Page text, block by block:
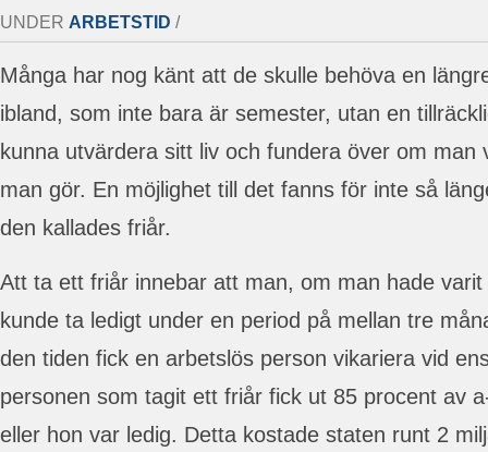
UNDER ARBETSTID /
Många har nog känt att de skulle behöva en
ibland, som inte bara är semester, utan en
kunna utvärdera sitt liv och fundera över om man
man gör. En möjlighet till det fanns för inte så
den kallades friår.
Att ta ett friår innebar att man, om man hade
kunde ta ledigt under en period på mellan tre
den tiden fick en arbetslös person vikariera vid
personen som tagit ett friår fick ut 85 procent av
eller hon var ledig. Detta kostade staten runt 2